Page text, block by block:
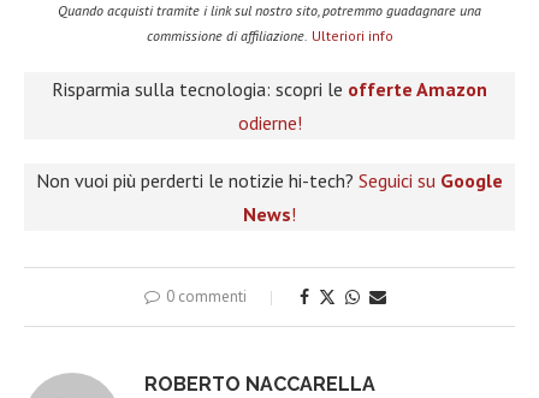
Quando acquisti tramite i link sul nostro sito, potremmo guadagnare una
commissione di affiliazione. Ulteriori info
Risparmia sulla tecnologia: scopri le offerte Amazon
odierne!
Non vuoi più perderti le notizie hi-tech? Seguici su Google
News!
0 commenti
ROBERTO NACCARELLA